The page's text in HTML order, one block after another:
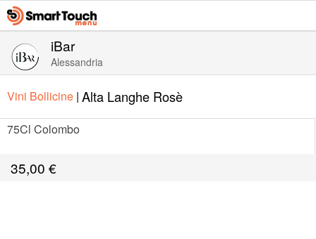
iBar
Alessandria
Vini Bollicine | Alta Langhe Rosè
75Cl Colombo
35,00 €